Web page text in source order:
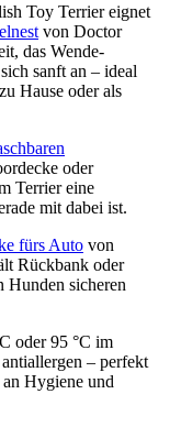
Toy Terrier eignet
von Doctor
das Wende-
sanft an – ideal
Hause oder als
oder
Terrier eine
mit dabei ist.
fürs Auto von
Rückbank oder
Hunden sicheren
oder 95 °C im
– perfekt
Hygiene und